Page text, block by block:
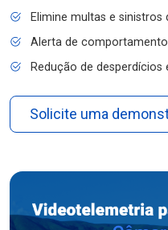
Elimine multas e
Alerta de
Redução de
Solicite uma